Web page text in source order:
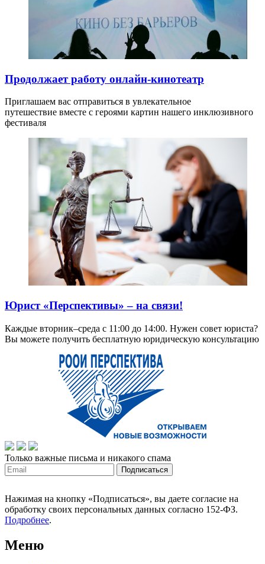
Продолжает работу онлайн-кинотеатр
Приглашаем вас отправиться в увлекательное
путешествие вместе с героями картин нашего инклюзивного
фестиваля
Юрист «Перспективы» – на связи!
Каждые вторник–среда с 11:00 до 14:00. Нужен совет юриста?
Вы можете получить бесплатную юридическую консультацию
Только важные письма и никакого спама
Нажимая на кнопку «Подписаться», вы даете согласие на
обработку своих персональных данных согласно 152-ФЗ.
Подробнее.
Меню